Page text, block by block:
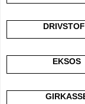
EKSOS